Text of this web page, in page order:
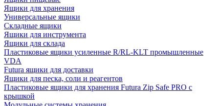
Ящики для хранения
Универсальные ящики
Складные ящики
Ящики для инструмента
Ящики для склада
Пластиковые ящики усиленные R/RL-KLT промышленные
VDA
Futura ящики для доставки
Ящики для песка, соли и реагентов
Пластиковые ящики для хранения Futura Zip Safe PRO с
крышкой